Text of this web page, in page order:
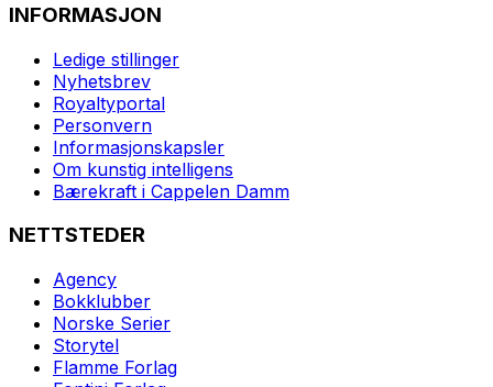
INFORMASJON
Ledige stillinger
Nyhetsbrev
Royaltyportal
Personvern
Informasjonskapsler
Om kunstig intelligens
Bærekraft i Cappelen Damm
NETTSTEDER
Agency
Bokklubber
Norske Serier
Storytel
Flamme Forlag